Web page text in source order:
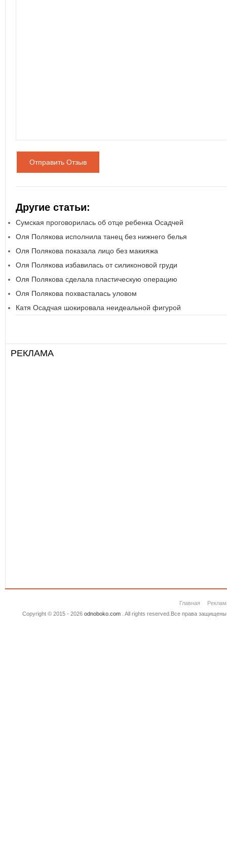
Отправить Отзыв
Другие статьи:
Сумская проговорилась об отце ребенка Осадчей
Оля Полякова исполнила танец без нижнего белья
Оля Полякова показала лицо без макияжа
Оля Полякова избавилась от силиконовой груди
Оля Полякова сделала пластическую операцию
Оля Полякова похвасталась уловом
Катя Осадчая шокировала неидеальной фигурой
РЕКЛАМА
Главная
Copyright © 2015 - 2026 odnoboko.com. All rights reserved.Все права защищены.